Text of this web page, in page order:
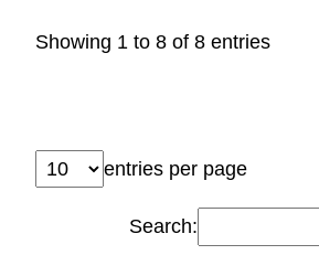
Showing 1 to 8 of 8 entries
entries per page
Search: